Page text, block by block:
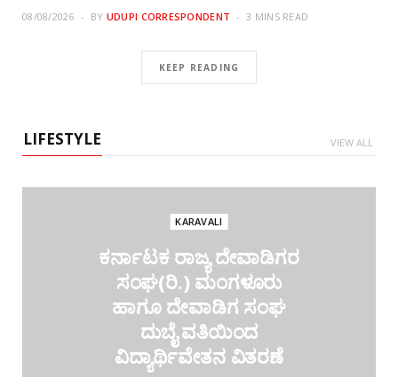
08/08/2026 BY UDUPI CORRESPONDENT 3 MINS READ
KEEP READING
LIFESTYLE VIEW ALL
KARAVALI
ಕರ್ನಾಟಕ ರಾಜ್ಯ ದೇವಾಡಿಗರ
ಸಂಘ(ರಿ.) ಮಂಗಳೂರು
ಹಾಗೂ ದೇವಾಡಿಗ ಸಂಘ
ದುಬೈ ವತಿಯಿಂದ
ವಿದ್ಯಾರ್ಥಿವೇತನ ವಿತರಣೆ